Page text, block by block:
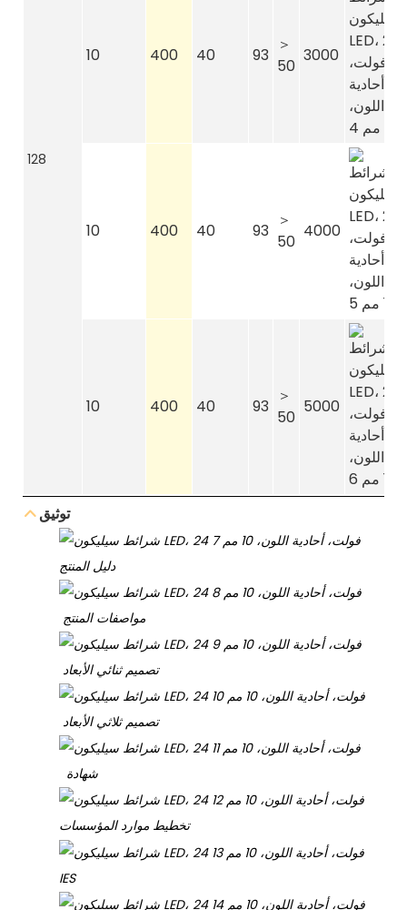
128
10 400 40 93
＞
50
3000
10 400 40 93
＞
50
4000
10 400 40 93
＞
50
5000
توثيق
دليل المنتج
مواصفات المنتج
تصميم ثنائي الأبعاد
تصميم ثلاثي الأبعاد
شهادة
تخطيط موارد المؤسسات
IES